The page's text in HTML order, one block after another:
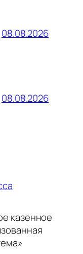
08.08.2026
08.08.2026
казенное